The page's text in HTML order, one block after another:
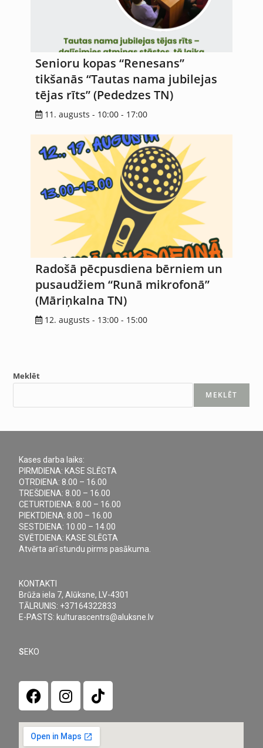
Senioru kopas “Renesans”
tikšanās “Tautas nama jubilejas
tējas rīts” (Pededzes TN)
11. augusts - 10:00 - 17:00
Radošā pēcpusdiena bērniem un
pusaudžiem “Runā mikrofonā”
(Māriņkalna TN)
12. augusts - 13:00 - 15:00
Meklēt
MEKLĒT
Kases darba laiks:
PIRMDIENA: KASE SLĒGTA
OTRDIENA: 8.00 – 16.00
TREŠDIENA: 8.00 – 16.00
CETURTDIENA: 8.00 – 16.00
PIEKTDIENA: 8.00 – 16.00
SESTDIENA: 10.00 – 14.00
SVĒTDIENA: KASE SLĒGTA
Atvērta arī stundu pirms pasākuma.
KONTAKTI
Brūža iela 7, Alūksne, LV-4301
TĀLRUNIS: +37164322833
E-PASTS: kulturascentrs@aluksne.lv
SEKO